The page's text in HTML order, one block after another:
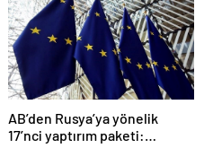
AB’den Rusya’ya yönelik
17’nci yaptırım paketi: